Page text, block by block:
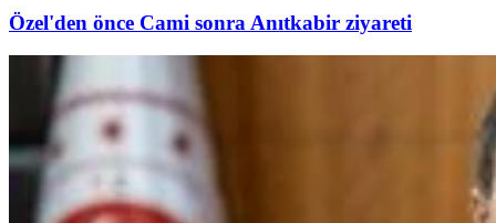
Özel'den önce Cami sonra Anıtkabir ziyareti